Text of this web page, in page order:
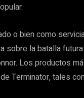
o bien como
sobre la batalla
Los productos
Terminator, tales